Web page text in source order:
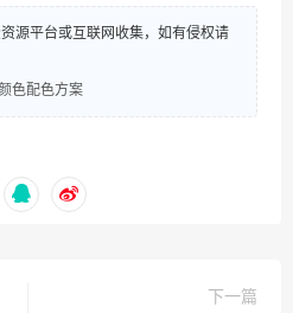
源平台或互联网收集，如有侵权请
色配色方案
下一篇